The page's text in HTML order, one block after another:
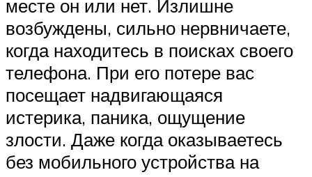
месте он или нет. Излишне
возбуждены, сильно нервничаете,
когда находитесь в поисках своего
телефона. При его потере вас
посещает надвигающаяся
истерика, паника, ощущение
злости. Даже когда оказываетесь
без мобильного устройства на